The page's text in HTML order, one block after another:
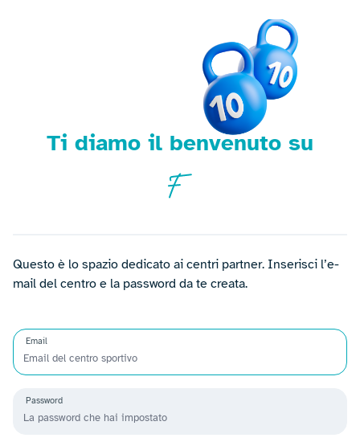
Ti diamo il benvenuto su
Questo è lo spazio dedicato ai centri partner. Inserisci l’e-
mail del centro e la password da te creata.
Email
Password